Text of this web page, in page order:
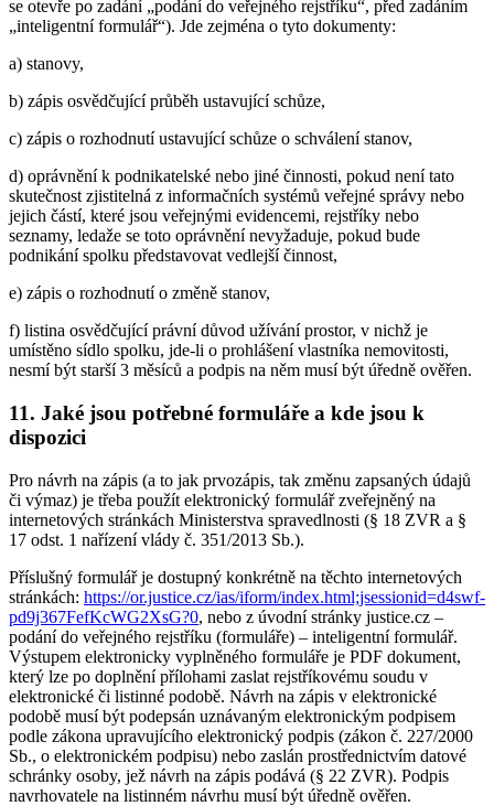
se otevře po zadání „podání do veřejného rejstříku“, před zadáním
„inteligentní formulář“). Jde zejména o tyto dokumenty:
a) stanovy,
b) zápis osvědčující průběh ustavující schůze,
c) zápis o rozhodnutí ustavující schůze o schválení stanov,
d) oprávnění k podnikatelské nebo jiné činnosti, pokud není tato
skutečnost zjistitelná z informačních systémů veřejné správy nebo
jejich částí, které jsou veřejnými evidencemi, rejstříky nebo
seznamy, ledaže se toto oprávnění nevyžaduje, pokud bude
podnikání spolku představovat vedlejší činnost,
e) zápis o rozhodnutí o změně stanov,
f) listina osvědčující právní důvod užívání prostor, v nichž je
umístěno sídlo spolku, jde-li o prohlášení vlastníka nemovitosti,
nesmí být starší 3 měsíců a podpis na něm musí být úředně ověřen.
11. Jaké jsou potřebné formuláře a kde jsou k
dispozici
Pro návrh na zápis (a to jak prvozápis, tak změnu zapsaných údajů
či výmaz) je třeba použít elektronický formulář zveřejněný na
internetových stránkách Ministerstva spravedlnosti (§ 18 ZVR a §
17 odst. 1 nařízení vlády č. 351/2013 Sb.).
Příslušný formulář je dostupný konkrétně na těchto internetových
stránkách: https://or.justice.cz/ias/iform/index.html;jsessionid=d4swf-
pd9j367FefKcWG2XsG?0, nebo z úvodní stránky justice.cz –
podání do veřejného rejstříku (formuláře) – inteligentní formulář.
Výstupem elektronicky vyplněného formuláře je PDF dokument,
který lze po doplnění přílohami zaslat rejstříkovému soudu v
elektronické či listinné podobě. Návrh na zápis v elektronické
podobě musí být podepsán uznávaným elektronickým podpisem
podle zákona upravujícího elektronický podpis (zákon č. 227/2000
Sb., o elektronickém podpisu) nebo zaslán prostřednictvím datové
schránky osoby, jež návrh na zápis podává (§ 22 ZVR). Podpis
navrhovatele na listinném návrhu musí být úředně ověřen.